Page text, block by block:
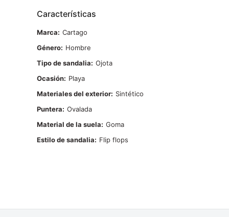
Características
Marca
Cartago
Género
Hombre
Tipo de sandalia
Ojota
Ocasión
Playa
Materiales del exterior
Sintético
Puntera
Ovalada
Material de la suela
Goma
Estilo de sandalia
Flip flops